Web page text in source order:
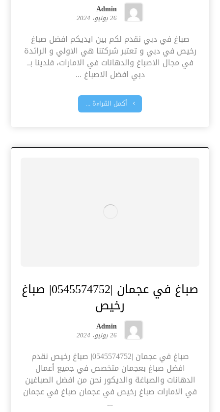
Admin
26 يونيو، 2024
صباغ في دبي نقدم لكم بين ايديكم افضل صباغ
رخيص في دبي و تعتبر شركتنا هي الاولي و الرائدة
في مجال الاصباغ والدهانات في الامارات، فلدينا بــ
دبي افضل الاصباغ ...
أكمل القراءة ...
صباغ في عجمان |0545574752| صباغ
رخيص
Admin
26 يونيو، 2024
صباغ في عجمان |0545574752| صباغ رخيص نقدم
افضل صباغ بعجمان متخصص في جميع أعمال
الدهانات والصباغة والديكور نحن من افضل الصباغين
في الامارات صباغ رخيص في عجمان صباغ في عجمان
...